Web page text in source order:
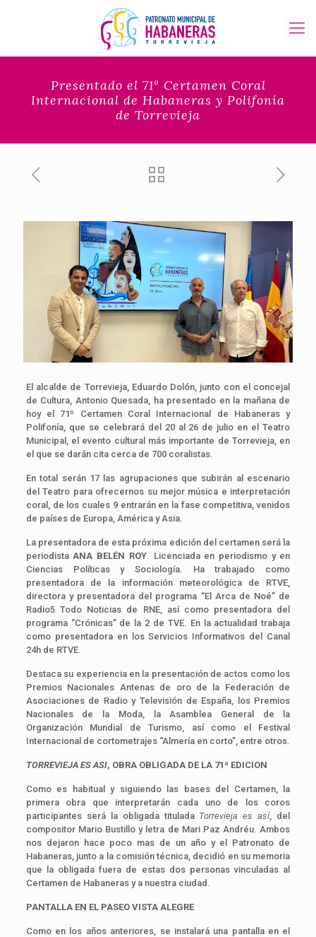
Presentado el 71º Certamen Coral
Internacional de Habaneras y Polifonía
de Torrevieja
El alcalde de Torrevieja, Eduardo Dolón, junto con el concejal
de Cultura, Antonio Quesada, ha presentado en la mañana de
hoy el 71º Certamen Coral Internacional de Habaneras y
Polifonía, que se celebrará del 20 al 26 de julio en el Teatro
Municipal, el evento cultural más importante de Torrevieja, en
el que se darán cita cerca de 700 coralistas.
En total serán 17 las agrupaciones que subirán al escenario
del Teatro para ofrecernos su mejor música e interpretación
coral, de los cuales 9 entrarán en la fase competitiva, venidos
de países de Europa, América y Asia.
La presentadora de esta próxima edición del certamen será la
periodista ANA BELÉN ROY. Licenciada en periodismo y en
Ciencias Políticas y Sociología. Ha trabajado como
presentadora de la información meteorológica de RTVE,
directora y presentadora del programa “El Arca de Noé” de
Radio5 Todo Noticias de RNE, así como presentadora del
programa “Crónicas” de la 2 de TVE. En la actualidad trabaja
como presentadora en los Servicios Informativos del Canal
24h de RTVE.
Destaca su experiencia en la presentación de actos como los
Premios Nacionales Antenas de oro de la Federación de
Asociaciones de Radio y Televisión de España, los Premios
Nacionales de la Moda, la Asamblea General de la
Organización Mundial de Turismo, así como el Festival
Internacional de cortometrajes “Almería en corto”, entre otros.
TORREVIEJA ES ASI, OBRA OBLIGADA DE LA 71ª EDICION
Como es habitual y siguiendo las bases del Certamen, la
primera obra que interpretarán cada uno de los coros
participantes será la obligada titulada Torrevieja es así, del
compositor Mario Bustillo y letra de Mari Paz Andréu. Ambos
nos dejaron hace poco mas de un año y el Patronato de
Habaneras, junto a la comisión técnica, decidió en su memoria
que la obligada fuera de estas dos personas vinculadas al
Certamen de Habaneras y a nuestra ciudad.
PANTALLA EN EL PASEO VISTA ALEGRE
Como en los años anteriores, se instalará una pantalla en el